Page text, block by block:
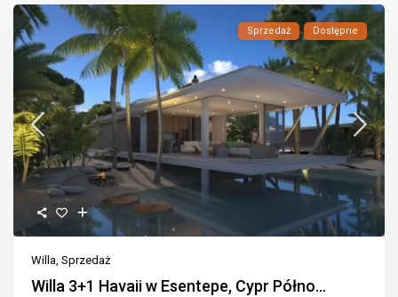
Sprzedaż Dostępne
Willa,Sprzedaż
Willa 3+1 Havaii w Esentepe, Cypr Półno...